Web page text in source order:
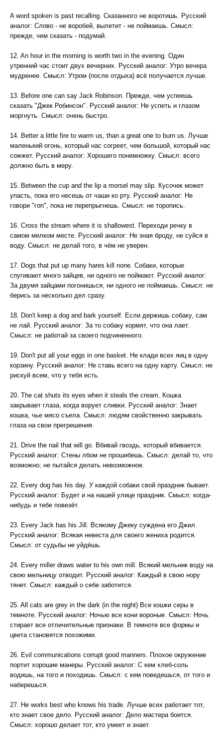
A word spoken is past recalling. Сказанного не воротишь. Русский
аналог: Слово - не воробей, вылетит - не поймаешь. Смысл:
прежде, чем сказать - подумай.
12. An hour in the morning is worth two in the evening. Один
утренний час стоит двух вечерних. Русский аналог: Утро вечера
мудренее. Смысл: Утром (после отдыха) всё получается лучше.
13. Before one can say Jack Robinson. Прежде, чем успеешь
сказать "Джек Робинсон". Русский аналог: Не успеть и глазом
моргнуть. Смысл: очень быстро.
14. Better a little fire to warm us, than a great one to burn us. Лучше
маленький огонь, который нас согреет, чем большой, который нас
сожжет. Русский аналог: Хорошего понемножку. Смысл: всего
должно быть в меру.
15. Between the cup and the lip a morsel may slip. Кусочек может
упасть, пока его несешь от чаши ко рту. Русский аналог: Не
говори "гоп", пока не перепрыгнешь. Смысл: не торопись.
16. Cross the stream where it is shallowest. Переходи речку в
самом мелком месте. Русский аналог: Не зная броду, не суйся в
воду. Смысл: не делай того, в чём не уверен.
17. Dogs that put up many hares kill none. Собаки, которые
спугивают много зайцев, ни одного не поймают. Русский аналог:
За двумя зайцами погонишься, ни одного не поймаешь. Смысл: не
берись за несколько дел сразу.
18. Don't keep a dog and bark yourself. Если держишь собаку, сам
не лай. Русский аналог: За то собаку кормят, что она лает.
Смысл: не работай за своего подчиненного.
19. Don't put all your eggs in one basket. He клади всех яиц в одну
корзину. Русский аналог: Не ставь всего на одну карту. Смысл: не
рискуй всем, что у тебя есть.
20. The cat shuts its eyes when it steals the cream. Кошка
закрывает глаза, когда ворует сливки. Русский аналог: Знает
кошка, чье мясо съела. Смысл: людям свойственно закрывать
глаза на свои прегрешения.
21. Drive the nail that will go. Вбивай гвоздь, который вбивается.
Русский аналог: Стены лбом не прошибешь. Смысл: делай то, что
возможно; не пытайся делать невозможное.
22. Every dog has his day. У каждой собаки свой праздник бывает.
Русский аналог: Будет и на нашей улице праздник. Смысл: когда-
нибудь и тебе повезёт.
23. Every Jack has his Jill. Всякому Джеку суждена его Джил.
Русский аналог: Всякая невеста для своего жениха родится.
Смысл: от судьбы не уйдёшь.
24. Every miller draws water to his own mill. Всякий мельник воду на
свою мельницу отводит. Русский аналог: Каждый в свою нору
тянет. Смысл: каждый о себе заботится.
25. All cats are grey in the dark (in the night) Все кошки серы в
темноте. Русский аналог: Ночью все кони вороные. Смысл: Ночь
стирает все отличительные признаки. В темноте все формы и
цвета становятся похожими.
26. Evil communications corrupt good manners. Плохое окружение
портит хорошие манеры. Русский аналог: С кем хлеб-соль
водишь, на того и походишь. Смысл: с кем поведешься, от того и
наберешься.
27. Не works best who knows his trade. Лучше всех работает тот,
кто знает свое дело. Русский аналог: Дело мастера боится.
Смысл: хорошо делает тот, кто умеет и знает.